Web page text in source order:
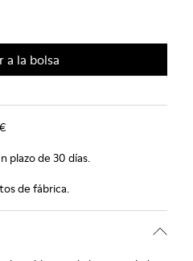
a la bolsa
plazo de 30 días.
de fábrica.